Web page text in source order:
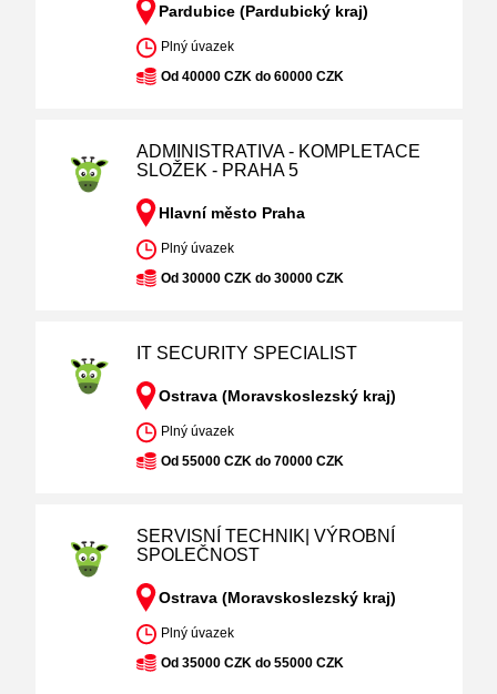
Pardubice (Pardubický kraj)
Plný úvazek
Od 40000 CZK do 60000 CZK
ADMINISTRATIVA - KOMPLETACE
SLOŽEK - PRAHA 5
Hlavní město Praha
Plný úvazek
Od 30000 CZK do 30000 CZK
IT SECURITY SPECIALIST
Ostrava (Moravskoslezský kraj)
Plný úvazek
Od 55000 CZK do 70000 CZK
SERVISNÍ TECHNIK| VÝROBNÍ
SPOLEČNOST
Ostrava (Moravskoslezský kraj)
Plný úvazek
Od 35000 CZK do 55000 CZK